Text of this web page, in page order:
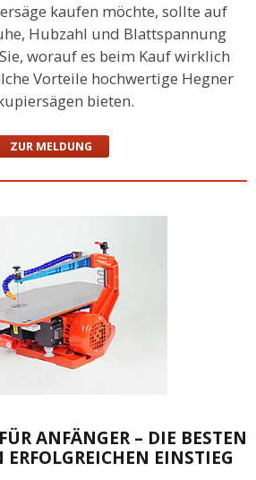
kaufen möchte, sollte auf
Hubzahl und Blattspannung
worauf es beim Kauf wirklich
Vorteile hochwertige Hegner
bieten.
ZUR MELDUNG
ANFÄNGER – DIE BESTEN
ERFOLGREICHEN EINSTIEG